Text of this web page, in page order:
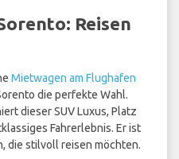
Reisen
Mietwagen am Flughafen
die perfekte Wahl.
dieser SUV Luxus, Platz
Fahrerlebnis. Er ist
die stilvoll reisen möchten.